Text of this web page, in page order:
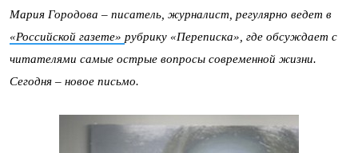
Мария Городова – писатель, журналист, регулярно ведет в
«Российской газете» рубрику «Переписка», где обсуждает с
читателями самые острые вопросы современной жизни.
Сегодня – новое письмо.